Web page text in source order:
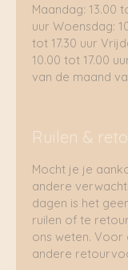
Maandag: 13.00
uur Woensdag:
tot 17.30 uur
10.00 tot 17.00
van de maand
Ruilen &
Mocht je je
andere
dagen is het
ruilen of te
ons weten. Voor
andere